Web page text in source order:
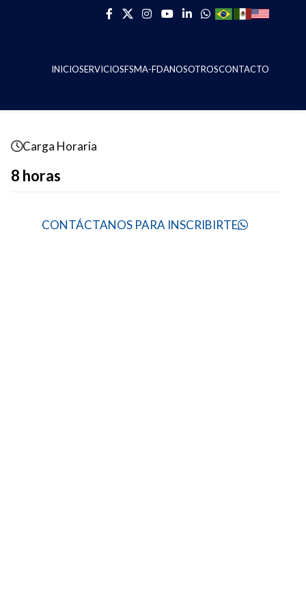
INICIOSERVICIOSFSMA-FDANOSOTROSCONTACTO
Carga Horaria
8 horas
CONTÁCTANOS PARA INSCRIBIRTE